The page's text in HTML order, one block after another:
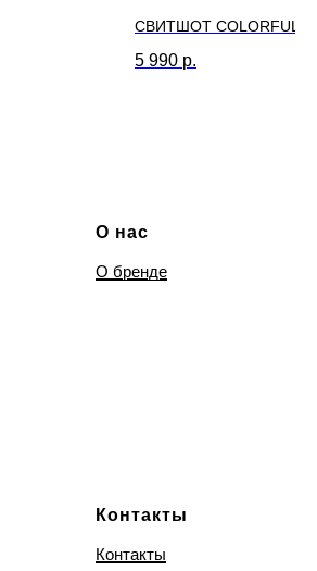
СВИТШОТ COLORFUL
5 990 р.
О нас
О бренде
Контакты
Контакты